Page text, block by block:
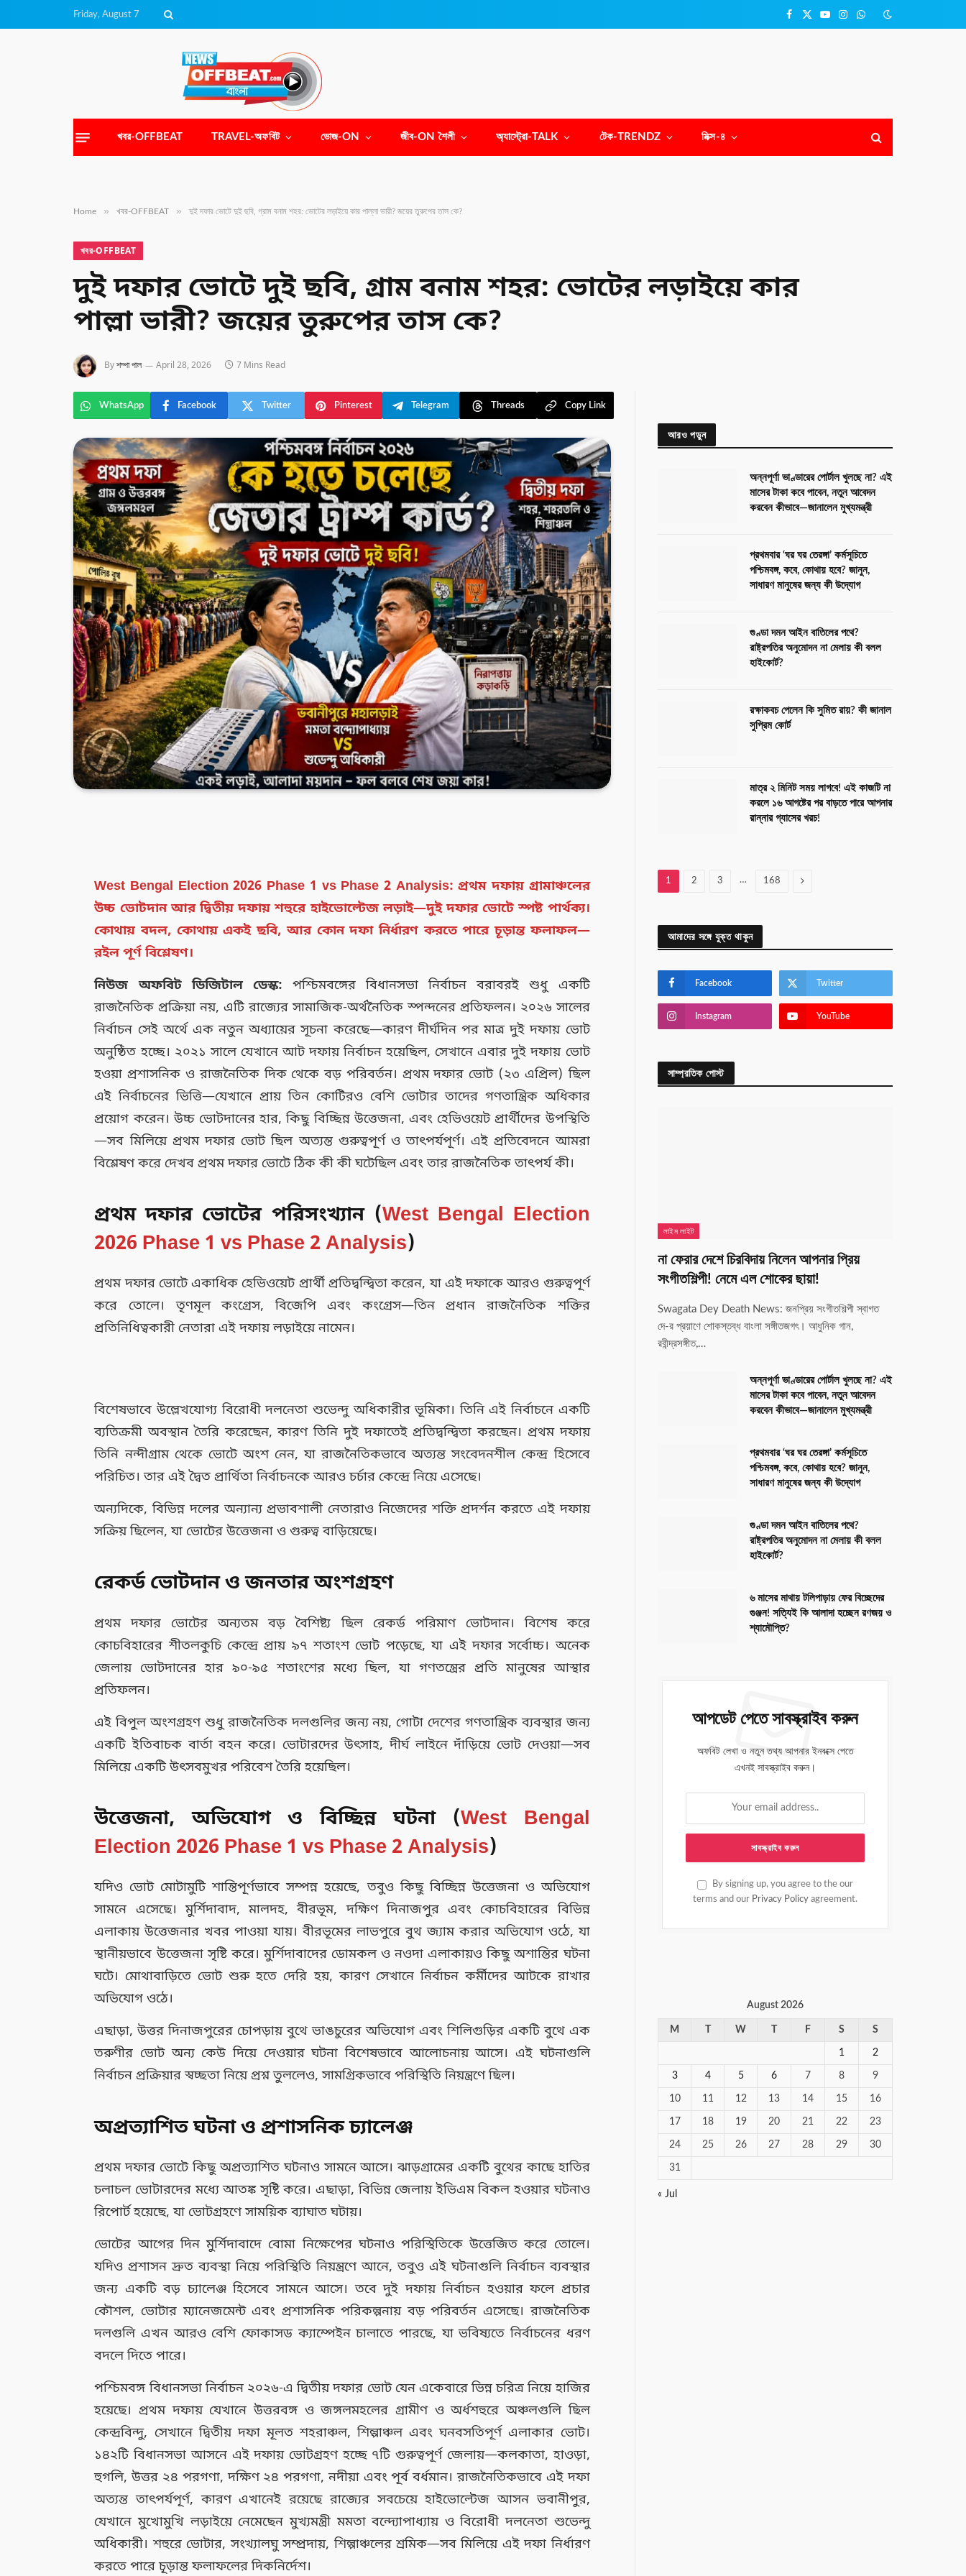
Friday, August 7
Facebook
X
YouTubeInstagram
WhatsApp
খবর-OFFBEAT TRAVEL-অফবিট ভোজ-ON জীব-ON শৈলী অ্যাস্ট্রো-TALK টেক-TRENDZ মিক্স-৪
Home » খবর-OFFBEAT » দুই দফার ভোটে দুই ছবি, গ্রাম বনাম শহর: ভোটের লড়াইয়ে কার পাল্লা ভারী? জয়ের তুরুপের তাস কে?
খবর-OFFBEAT
দুই দফার ভোটে দুই ছবি, গ্রাম বনাম শহর: ভোটের লড়াইয়ে কার
পাল্লা ভারী? জয়ের তুরুপের তাস কে?
Byশম্পা পাল April 28, 2026 7 Mins Read
WhatsApp Facebook Twitter Pinterest Telegram Threads Copy Link
West Bengal Election 2026 Phase 1 vs Phase 2 Analysis: প্রথম দফায় গ্রামাঞ্চলের
উচ্চ ভোটদান আর দ্বিতীয় দফায় শহুরে হাইভোল্টেজ লড়াই—দুই দফার ভোটে স্পষ্ট পার্থক্য।
কোথায় বদল, কোথায় একই ছবি, আর কোন দফা নির্ধারণ করতে পারে চূড়ান্ত ফলাফল—
রইল পূর্ণ বিশ্লেষণ।
নিউজ অফবিট ডিজিটাল ডেস্ক: পশ্চিমবঙ্গের বিধানসভা নির্বাচন বরাবরই শুধু একটি
রাজনৈতিক প্রক্রিয়া নয়, এটি রাজ্যের সামাজিক-অর্থনৈতিক স্পন্দনের প্রতিফলন। ২০২৬ সালের
নির্বাচন সেই অর্থে এক নতুন অধ্যায়ের সূচনা করেছে—কারণ দীর্ঘদিন পর মাত্র দুই দফায় ভোট
অনুষ্ঠিত হচ্ছে। ২০২১ সালে যেখানে আট দফায় নির্বাচন হয়েছিল, সেখানে এবার দুই দফায় ভোট
হওয়া প্রশাসনিক ও রাজনৈতিক দিক থেকে বড় পরিবর্তন। প্রথম দফার ভোট (২৩ এপ্রিল) ছিল
এই নির্বাচনের ভিত্তি—যেখানে প্রায় তিন কোটিরও বেশি ভোটার তাদের গণতান্ত্রিক অধিকার
প্রয়োগ করেন। উচ্চ ভোটদানের হার, কিছু বিচ্ছিন্ন উত্তেজনা, এবং হেভিওয়েট প্রার্থীদের উপস্থিতি
—সব মিলিয়ে প্রথম দফার ভোট ছিল অত্যন্ত গুরুত্বপূর্ণ ও তাৎপর্যপূর্ণ। এই প্রতিবেদনে আমরা
বিশ্লেষণ করে দেখব প্রথম দফার ভোটে ঠিক কী কী ঘটেছিল এবং তার রাজনৈতিক তাৎপর্য কী।
প্রথম দফার ভোটের পরিসংখ্যান (West Bengal Election
2026 Phase 1 vs Phase 2 Analysis)
প্রথম দফার ভোটে একাধিক হেভিওয়েট প্রার্থী প্রতিদ্বন্দ্বিতা করেন, যা এই দফাকে আরও গুরুত্বপূর্ণ
করে তোলে। তৃণমূল কংগ্রেস, বিজেপি এবং কংগ্রেস—তিন প্রধান রাজনৈতিক শক্তির
প্রতিনিধিত্বকারী নেতারা এই দফায় লড়াইয়ে নামেন।
বিশেষভাবে উল্লেখযোগ্য বিরোধী দলনেতা শুভেন্দু অধিকারীর ভূমিকা। তিনি এই নির্বাচনে একটি
ব্যতিক্রমী অবস্থান তৈরি করেছেন, কারণ তিনি দুই দফাতেই প্রতিদ্বন্দ্বিতা করছেন। প্রথম দফায়
তিনি নন্দীগ্রাম থেকে ভোটে অংশ নেন, যা রাজনৈতিকভাবে অত্যন্ত সংবেদনশীল কেন্দ্র হিসেবে
পরিচিত। তার এই দ্বৈত প্রার্থিতা নির্বাচনকে আরও চর্চার কেন্দ্রে নিয়ে এসেছে।
অন্যদিকে, বিভিন্ন দলের অন্যান্য প্রভাবশালী নেতারাও নিজেদের শক্তি প্রদর্শন করতে এই দফায়
সক্রিয় ছিলেন, যা ভোটের উত্তেজনা ও গুরুত্ব বাড়িয়েছে।
রেকর্ড ভোটদান ও জনতার অংশগ্রহণ
প্রথম দফার ভোটের অন্যতম বড় বৈশিষ্ট্য ছিল রেকর্ড পরিমাণ ভোটদান। বিশেষ করে
কোচবিহারের শীতলকুচি কেন্দ্রে প্রায় ৯৭ শতাংশ ভোট পড়েছে, যা এই দফার সর্বোচ্চ। অনেক
জেলায় ভোটদানের হার ৯০-৯৫ শতাংশের মধ্যে ছিল, যা গণতন্ত্রের প্রতি মানুষের আস্থার
প্রতিফলন।
এই বিপুল অংশগ্রহণ শুধু রাজনৈতিক দলগুলির জন্য নয়, গোটা দেশের গণতান্ত্রিক ব্যবস্থার জন্য
একটি ইতিবাচক বার্তা বহন করে। ভোটারদের উৎসাহ, দীর্ঘ লাইনে দাঁড়িয়ে ভোট দেওয়া—সব
মিলিয়ে একটি উৎসবমুখর পরিবেশ তৈরি হয়েছিল।
উত্তেজনা, অভিযোগ ও বিচ্ছিন্ন ঘটনা (West Bengal
Election 2026 Phase 1 vs Phase 2 Analysis)
যদিও ভোট মোটামুটি শান্তিপূর্ণভাবে সম্পন্ন হয়েছে, তবুও কিছু বিচ্ছিন্ন উত্তেজনা ও অভিযোগ
সামনে এসেছে। মুর্শিদাবাদ, মালদহ, বীরভূম, দক্ষিণ দিনাজপুর এবং কোচবিহারের বিভিন্ন
এলাকায় উত্তেজনার খবর পাওয়া যায়। বীরভূমের লাভপুরে বুথ জ্যাম করার অভিযোগ ওঠে, যা
স্থানীয়ভাবে উত্তেজনা সৃষ্টি করে। মুর্শিদাবাদের ডোমকল ও নওদা এলাকায়ও কিছু অশান্তির ঘটনা
ঘটে। মোথাবাড়িতে ভোট শুরু হতে দেরি হয়, কারণ সেখানে নির্বাচন কর্মীদের আটকে রাখার
অভিযোগ ওঠে।
এছাড়া, উত্তর দিনাজপুরের চোপড়ায় বুথে ভাঙচুরের অভিযোগ এবং শিলিগুড়ির একটি বুথে এক
তরুণীর ভোট অন্য কেউ দিয়ে দেওয়ার ঘটনা বিশেষভাবে আলোচনায় আসে। এই ঘটনাগুলি
নির্বাচন প্রক্রিয়ার স্বচ্ছতা নিয়ে প্রশ্ন তুললেও, সামগ্রিকভাবে পরিস্থিতি নিয়ন্ত্রণে ছিল।
অপ্রত্যাশিত ঘটনা ও প্রশাসনিক চ্যালেঞ্জ
প্রথম দফার ভোটে কিছু অপ্রত্যাশিত ঘটনাও সামনে আসে। ঝাড়গ্রামের একটি বুথের কাছে হাতির
চলাচল ভোটারদের মধ্যে আতঙ্ক সৃষ্টি করে। এছাড়া, বিভিন্ন জেলায় ইভিএম বিকল হওয়ার ঘটনাও
রিপোর্ট হয়েছে, যা ভোটগ্রহণে সাময়িক ব্যাঘাত ঘটায়।
ভোটের আগের দিন মুর্শিদাবাদে বোমা নিক্ষেপের ঘটনাও পরিস্থিতিকে উত্তেজিত করে তোলে।
যদিও প্রশাসন দ্রুত ব্যবস্থা নিয়ে পরিস্থিতি নিয়ন্ত্রণে আনে, তবুও এই ঘটনাগুলি নির্বাচন ব্যবস্থার
জন্য একটি বড় চ্যালেঞ্জ হিসেবে সামনে আসে। তবে দুই দফায় নির্বাচন হওয়ার ফলে প্রচার
কৌশল, ভোটার ম্যানেজমেন্ট এবং প্রশাসনিক পরিকল্পনায় বড় পরিবর্তন এসেছে। রাজনৈতিক
দলগুলি এখন আরও বেশি ফোকাসড ক্যাম্পেইন চালাতে পারছে, যা ভবিষ্যতে নির্বাচনের ধরণ
বদলে দিতে পারে।
পশ্চিমবঙ্গ বিধানসভা নির্বাচন ২০২৬-এ দ্বিতীয় দফার ভোট যেন একেবারে ভিন্ন চরিত্র নিয়ে হাজির
হয়েছে। প্রথম দফায় যেখানে উত্তরবঙ্গ ও জঙ্গলমহলের গ্রামীণ ও অর্ধশহুরে অঞ্চলগুলি ছিল
কেন্দ্রবিন্দু, সেখানে দ্বিতীয় দফা মূলত শহরাঞ্চল, শিল্পাঞ্চল এবং ঘনবসতিপূর্ণ এলাকার ভোট।
১৪২টি বিধানসভা আসনে এই দফায় ভোটগ্রহণ হচ্ছে ৭টি গুরুত্বপূর্ণ জেলায়—কলকাতা, হাওড়া,
হুগলি, উত্তর ২৪ পরগণা, দক্ষিণ ২৪ পরগণা, নদীয়া এবং পূর্ব বর্ধমান। রাজনৈতিকভাবে এই দফা
অত্যন্ত তাৎপর্যপূর্ণ, কারণ এখানেই রয়েছে রাজ্যের সবচেয়ে হাইভোল্টেজ আসন ভবানীপুর,
যেখানে মুখোমুখি লড়াইয়ে নেমেছেন মুখ্যমন্ত্রী মমতা বন্দ্যোপাধ্যায় ও বিরোধী দলনেতা শুভেন্দু
অধিকারী। শহুরে ভোটার, সংখ্যালঘু সম্প্রদায়, শিল্পাঞ্চলের শ্রমিক—সব মিলিয়ে এই দফা নির্ধারণ
করতে পারে চূড়ান্ত ফলাফলের দিকনির্দেশ।
আরও পড়ুন
অন্নপূর্ণা ভাণ্ডারের পোর্টাল খুলছে না? এই
মাসের টাকা কবে পাবেন, নতুন আবেদন
করবেন কীভাবে—জানালেন মুখ্যমন্ত্রী
প্রথমবার ‘ঘর ঘর তেরঙ্গা’ কর্মসূচিতে
পশ্চিমবঙ্গ, কবে, কোথায় হবে? জানুন,
সাধারণ মানুষের জন্য কী উদ্যোগ
গুণ্ডা দমন আইন বাতিলের পথে?
রাষ্ট্রপতির অনুমোদন না মেলায় কী বলল
হাইকোর্ট?
রক্ষাকবচ পেলেন কি সুমিত রায়? কী জানাল
সুপ্রিম কোর্ট
মাত্র ২ মিনিট সময় লাগবে! এই কাজটি না
করলে ১৬ আগষ্টের পর বাড়তে পারে আপনার
রান্নার গ্যাসের খরচ!
1 2 3 … 168 Next
আমাদের সঙ্গে যুক্ত থাকুন
Facebook Twitter
Instagram YouTube
সাম্প্রতিক পোস্ট
লাইম লাইট
না ফেরার দেশে চিরবিদায় নিলেন আপনার প্রিয়
সংগীতশিল্পী! নেমে এল শোকের ছায়া!
Swagata Dey Death News: জনপ্রিয় সংগীতশিল্পী স্বাগত
দে-র প্রয়াণে শোকস্তব্ধ বাংলা সঙ্গীতজগৎ। আধুনিক গান,
রবীন্দ্রসঙ্গীত,…
অন্নপূর্ণা ভাণ্ডারের পোর্টাল খুলছে না? এই
মাসের টাকা কবে পাবেন, নতুন আবেদন
করবেন কীভাবে—জানালেন মুখ্যমন্ত্রী
প্রথমবার ‘ঘর ঘর তেরঙ্গা’ কর্মসূচিতে
পশ্চিমবঙ্গ, কবে, কোথায় হবে? জানুন,
সাধারণ মানুষের জন্য কী উদ্যোগ
গুণ্ডা দমন আইন বাতিলের পথে?
রাষ্ট্রপতির অনুমোদন না মেলায় কী বলল
হাইকোর্ট?
৬ মাসের মাথায় টলিপাড়ায় ফের বিচ্ছেদের
গুঞ্জন! সত্যিই কি আলাদা হচ্ছেন রণজয় ও
শ্যামৌপ্তি?
আপডেট পেতে সাবস্ক্রাইব করুন
অফবিট লেখা ও নতুন তথ্য আপনার ইনবক্সে পেতে
এখনই সাবস্ক্রাইব করুন।
By signing up, you agree to the our
terms and our Privacy Policy agreement.
August 2026
M W F S S
1 2
3 4 5 6 7 8 9
10 11 12 13 14 15 16
17 18 19 20 21 22 23
24 25 26 27 28 29 30
31
« Jul